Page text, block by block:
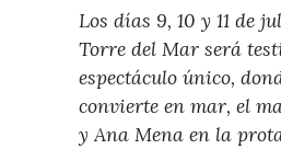
Artesanía
Empresas
Los días 9, 10 y 11 de
Torre del Mar será
espectáculo único,
convierte en mar, el
y Ana Mena en la